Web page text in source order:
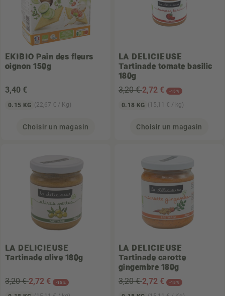
EKIBIO Pain des fleurs
oignon 150g
3,40 €
0.15 KG (22,67 € / Kg)
Choisir un magasin
LA DELICIEUSE
Tartinade tomate basilic
180g
3,20 €2,72 € -15%
0.18 KG (15,11 € / kg)
Choisir un magasin
LA DELICIEUSE
Tartinade olive 180g
3,20 €2,72 € -15%
LA DELICIEUSE
Tartinade carotte
gingembre 180g
3,20 €2,72 € -15%